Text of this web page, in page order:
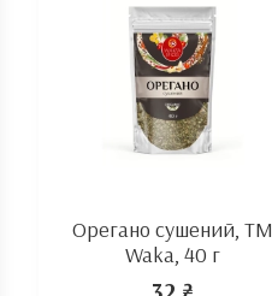
Орегано сушений, TM
Waka, 40 г